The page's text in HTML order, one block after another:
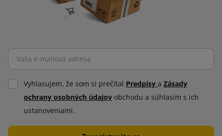
Vyhlasujem, že som si prečítal Predpisy a Zásady
ochrany osobných údajov obchodu a súhlasím s ich
ustanoveniami.